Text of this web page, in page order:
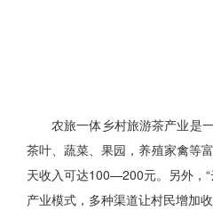
农旅一体乡村旅游茶产业是
茶叶、蔬菜、果园，养殖家禽等
天收入可达100—200元。另外，
产业模式，多种渠道让村民增加